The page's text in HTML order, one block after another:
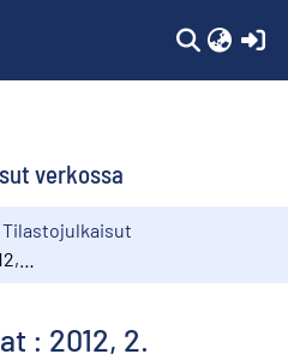
verkossa
Tilastojulkaisut
: 2012, 2.